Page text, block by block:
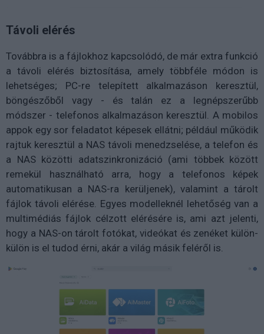
Távoli elérés
Továbbra is a fájlokhoz kapcsolódó, de már extra funkció
a távoli elérés biztosítása, amely többféle módon is
lehetséges; PC-re telepített alkalmazáson keresztül,
böngészőből vagy - és talán ez a legnépszerűbb
módszer - telefonos alkalmazáson keresztül. A mobilos
appok egy sor feladatot képesek ellátni; például működik
rajtuk keresztül a NAS távoli menedzselése, a telefon és
a NAS közötti adatszinkronizáció (ami többek között
remekül használható arra, hogy a telefonos képek
automatikusan a NAS-ra kerüljenek), valamint a tárolt
fájlok távoli elérése. Egyes modelleknél lehetőség van a
multimédiás fájlok célzott elérésére is, ami azt jelenti,
hogy a NAS-on tárolt fotókat, videókat és zenéket külön-
külön is el tudod érni, akár a világ másik feléről is.